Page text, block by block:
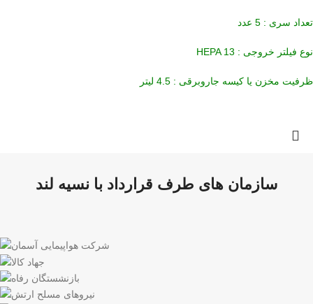
تعداد سری : 5 عدد
نوع فیلتر خروجی : HEPA 13
ظرفیت مخزن یا کیسه جاروبرقی : 4.5 لیتر
سازمان های طرف قرارداد با نسیه لند